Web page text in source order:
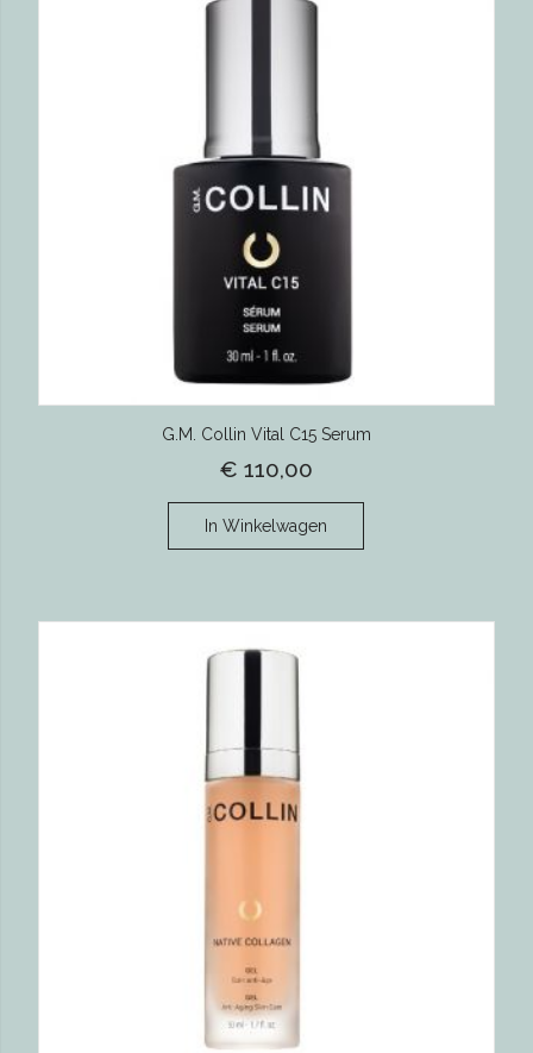
G.M. Collin Vital C15 Serum
€ 110,00
In Winkelwagen